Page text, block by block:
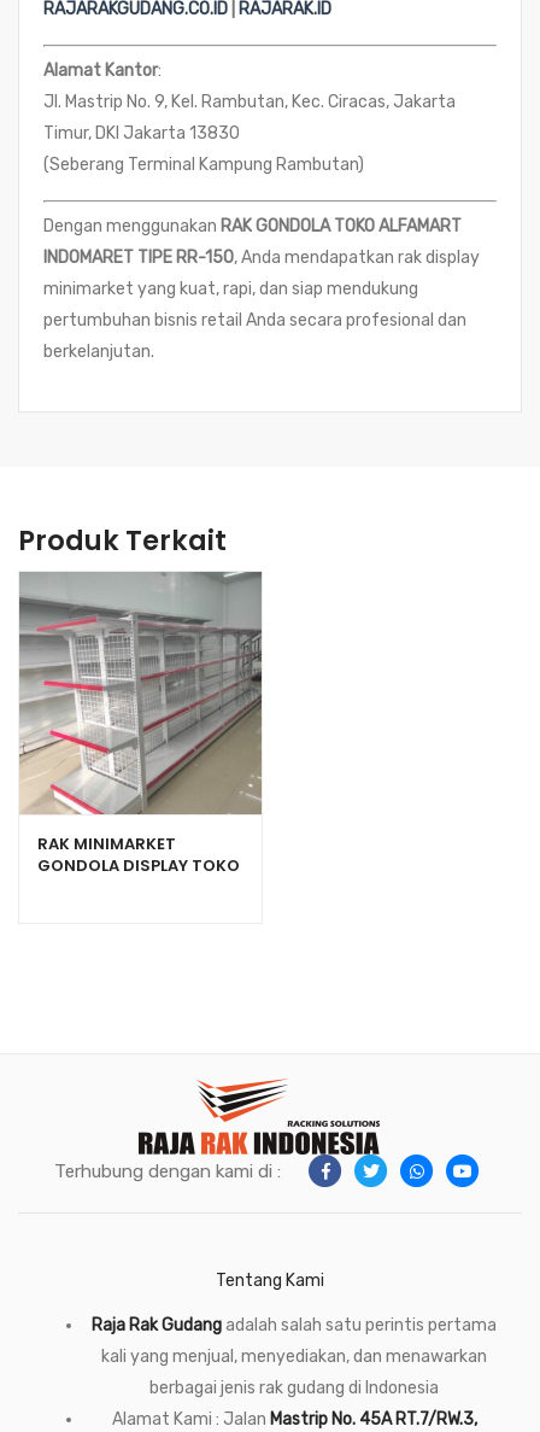
RAJARAKGUDANG.CO.ID
RAJARAK.ID
Alamat Kantor:
Jl. Mastrip No. 9, Kel. Rambutan, Kec. Ciracas, Jakarta
Timur, DKI Jakarta 13830
(Seberang Terminal Kampung Rambutan)
Dengan menggunakan RAK GONDOLA TOKO ALFAMART
INDOMARET TIPE RR-150, Anda mendapatkan rak display
minimarket yang kuat, rapi, dan siap mendukung
pertumbuhan bisnis retail Anda secara profesional dan
berkelanjutan.
Produk Terkait
RAK MINIMARKET
GONDOLA DISPLAY TOKO
Terhubung dengan kami di :
Tentang Kami
Raja Rak Gudangadalah salah satu perintis pertama
kali yang menjual, menyediakan, dan menawarkan
berbagai jenis rak gudang di Indonesia
Alamat Kami : Jalan Mastrip No. 45A RT.7/RW.3,